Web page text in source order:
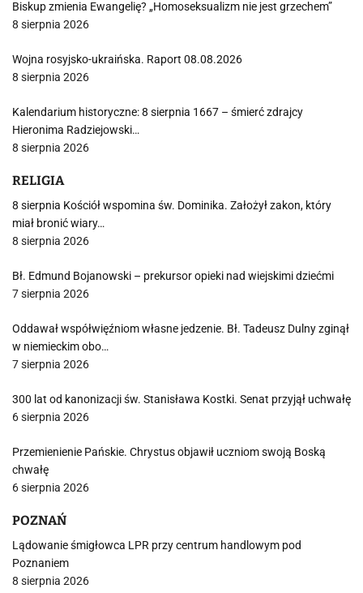
Biskup zmienia Ewangelię? „Homoseksualizm nie jest grzechem”
8 sierpnia 2026
Wojna rosyjsko-ukraińska. Raport 08.08.2026
8 sierpnia 2026
Kalendarium historyczne: 8 sierpnia 1667 – śmierć zdrajcy
Hieronima Radziejowski…
8 sierpnia 2026
RELIGIA
8 sierpnia Kościół wspomina św. Dominika. Założył zakon, który
miał bronić wiary…
8 sierpnia 2026
Bł. Edmund Bojanowski – prekursor opieki nad wiejskimi dziećmi
7 sierpnia 2026
Oddawał współwięźniom własne jedzenie. Bł. Tadeusz Dulny zginął
w niemieckim obo…
7 sierpnia 2026
300 lat od kanonizacji św. Stanisława Kostki. Senat przyjął uchwałę
6 sierpnia 2026
Przemienienie Pańskie. Chrystus objawił uczniom swoją Boską
chwałę
6 sierpnia 2026
POZNAŃ
Lądowanie śmigłowca LPR przy centrum handlowym pod
Poznaniem
8 sierpnia 2026